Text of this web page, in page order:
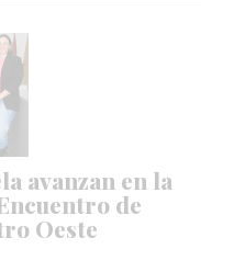
avanzan en la
de
Oeste